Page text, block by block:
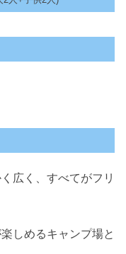
広く、すべてがフリ
しめるキャンプ場と